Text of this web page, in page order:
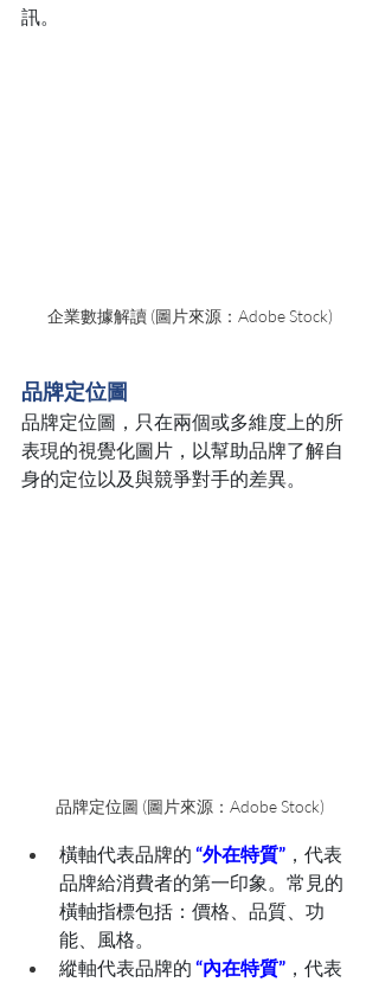
訊。
企業數據解讀 (圖片來源：Adobe Stock)
品牌定位圖
品牌定位圖，只在兩個或多維度上的所
表現的視覺化圖片，以幫助品牌了解自
身的定位以及與競爭對手的差異。
品牌定位圖 (圖片來源：Adobe Stock)
橫軸代表品牌的 “外在特質” ，代表
品牌給消費者的第一印象。常見的
橫軸指標包括：價格、品質、功
能、風格。
縱軸代表品牌的 “內在特質” ，代表